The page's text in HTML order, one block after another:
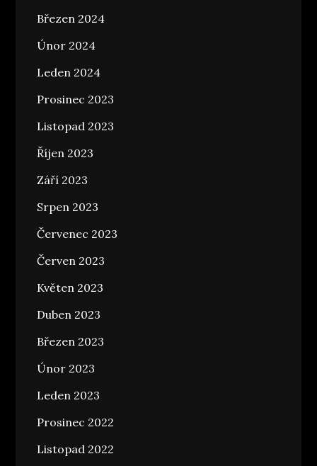
Březen 2024
Únor 2024
Leden 2024
Prosinec 2023
Listopad 2023
Říjen 2023
Září 2023
Srpen 2023
Červenec 2023
Červen 2023
Květen 2023
Duben 2023
Březen 2023
Únor 2023
Leden 2023
Prosinec 2022
Listopad 2022